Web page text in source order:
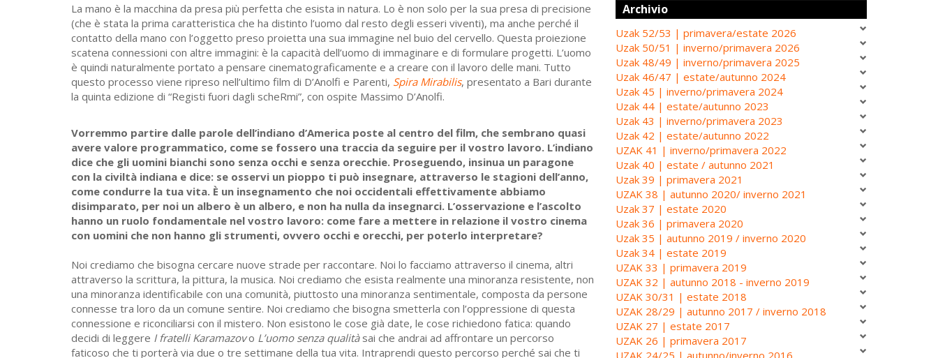
La mano è la macchina da presa più perfetta che esista in natura. Lo è non solo per la sua presa di precisione
(che è stata la prima caratteristica che ha distinto l’uomo dal resto degli esseri viventi), ma anche perché il
contatto della mano con l’oggetto preso proietta una sua immagine nel buio del cervello. Questa proiezione
scatena connessioni con altre immagini: è la capacità dell’uomo di immaginare e di formulare progetti. L’uomo
è quindi naturalmente portato a pensare cinematograficamente e a creare con il lavoro delle mani. Tutto
questo processo viene ripreso nell’ultimo film di D’Anolfi e Parenti, Spira Mirabilis, presentato a Bari durante
la quinta edizione di “Registi fuori dagli scheRmi”, con ospite Massimo D’Anolfi.
Vorremmo partire dalle parole dell’indiano d’America poste al centro del film, che sembrano quasi
avere valore programmatico, come se fossero una traccia da seguire per il vostro lavoro. L’indiano
dice che gli uomini bianchi sono senza occhi e senza orecchie. Proseguendo, insinua un paragone
con la civiltà indiana e dice: se osservi un pioppo ti può insegnare, attraverso le stagioni dell’anno,
come condurre la tua vita. È un insegnamento che noi occidentali effettivamente abbiamo
disimparato, per noi un albero è un albero, e non ha nulla da insegnarci. L’osservazione e l’ascolto
hanno un ruolo fondamentale nel vostro lavoro: come fare a mettere in relazione il vostro cinema
con uomini che non hanno gli strumenti, ovvero occhi e orecchi, per poterlo interpretare?
Noi crediamo che bisogna cercare nuove strade per raccontare. Noi lo facciamo attraverso il cinema, altri
attraverso la scrittura, la pittura, la musica. Noi crediamo che esista realmente una minoranza resistente, non
una minoranza identificabile con una comunità, piuttosto una minoranza sentimentale, composta da persone
connesse tra loro da un comune sentire. Noi crediamo che bisogna smetterla con l’oppressione di questa
connessione e riconciliarsi con il mistero. Non esistono le cose già date, le cose richiedono fatica: quando
decidi di leggere I fratelli Karamazovo L’uomo senza qualitàsai che andrai ad affrontare un percorso
faticoso che ti porterà via due o tre settimane della tua vita. Intraprendi questo percorso perché sai che ti
Archivio
Uzak 52/53 | primavera/estate 2026
Uzak 50/51 | inverno/primavera 2026
Uzak 48/49 | inverno/primavera 2025
Uzak 46/47 | estate/autunno 2024
Uzak 45 | inverno/primavera 2024
Uzak 44 | estate/autunno 2023
Uzak 43 | inverno/primavera 2023
Uzak 42 | estate/autunno 2022
UZAK 41 | inverno/primavera 2022
Uzak 40 | estate / autunno 2021
Uzak 39 | primavera 2021
UZAK 38 | autunno 2020/ inverno 2021
Uzak 37 | estate 2020
Uzak 36 | primavera 2020
Uzak 35 | autunno 2019 / inverno 2020
Uzak 34 | estate 2019
UZAK 33 | primavera 2019
UZAK 32 | autunno 2018 - inverno 2019
UZAK 30/31 | estate 2018
UZAK 28/29 | autunno 2017 / inverno 2018
UZAK 27 | estate 2017
UZAK 26 | primavera 2017